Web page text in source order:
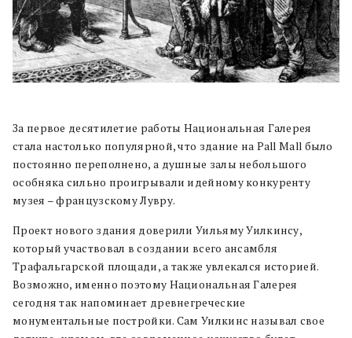
За первое десятилетие работы Национальная Галерея
стала настолько популярной, что здание на Pall Mall было
постоянно переполнено, а душные залы небольшого
особняка сильно проигрывали идейному конкуренту
музея – французскому Лувру.
Проект нового здания доверили Уильяму Уилкинсу,
который участвовал в создании всего ансамбля
Трафальгарской площади, а также увлекался историей.
Возможно, именно поэтому Национальная Галерея
сегодня так напоминает древнегреческие
монументальные постройки. Сам Уилкинс называл свое